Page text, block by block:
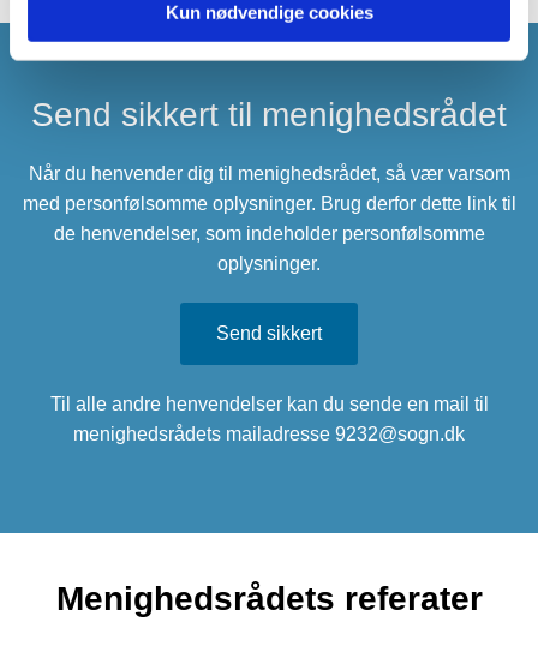
Kun nødvendige cookies
Send sikkert til menighedsrådet
Når du henvender dig til menighedsrådet, så vær varsom
med personfølsomme oplysninger. Brug derfor dette link til
de henvendelser, som indeholder personfølsomme
oplysninger.
Send sikkert
Til alle andre henvendelser kan du sende en mail til
menighedsrådets mailadresse 9232@sogn.dk
Menighedsrådets referater